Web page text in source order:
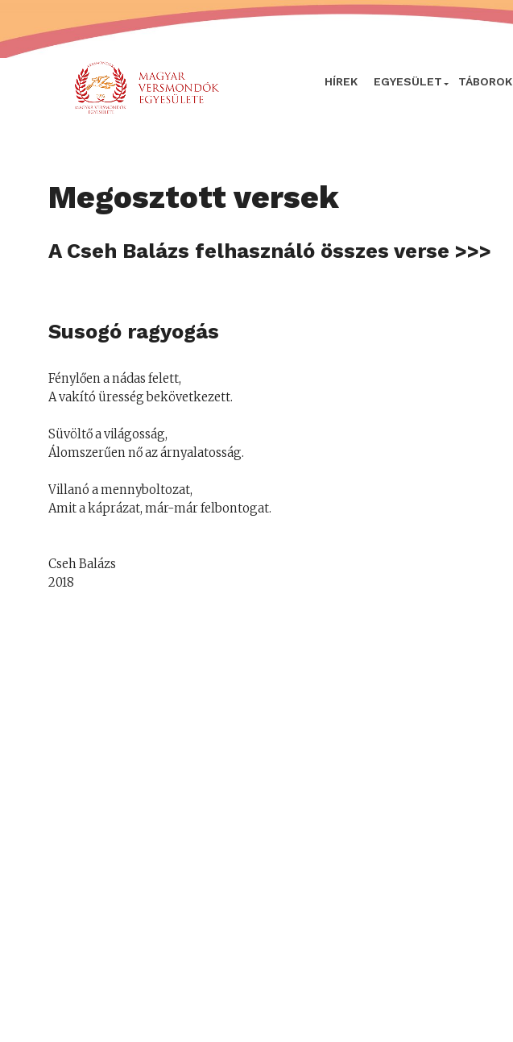
HÍREK EGYESÜLET TÁBOROK
Megosztott versek
A Cseh Balázs felhasználó összes verse >>>
Susogó ragyogás
Fénylően a nádas felett,
A vakító üresség bekövetkezett.
Süvöltő a világosság,
Álomszerűen nő az árnyalatosság.
Villanó a mennyboltozat,
Amit a káprázat, már-már felbontogat.
Cseh Balázs
2018